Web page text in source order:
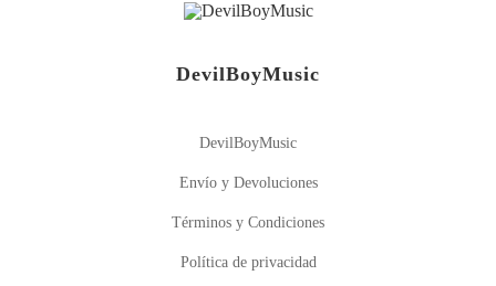
DevilBoyMusic
DevilBoyMusic
Envío y Devoluciones
Términos y Condiciones
Política de privacidad